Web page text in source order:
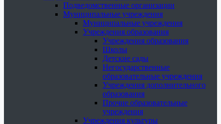
Подведомственные организации
Муниципальные учреждения
Муниципальные учреждения
Учреждения образования
Учреждения образования
Школы
Детские сады
Негосударственные
образовательные учреждения
Учреждения дополнительного
образования
Прочие образовательные
учреждения
Учреждения культуры